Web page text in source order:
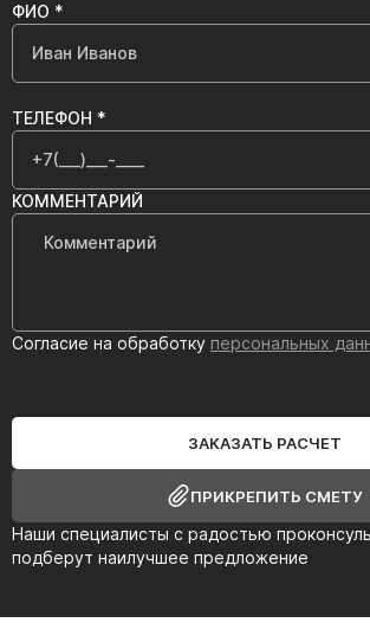
Наши специалисты с радостью
подберут наилучшее предложение
ФИО *
ТЕЛЕФОН *
КОММЕНТАРИЙ
Согласие на обработку персональных
ЗАКАЗАТЬ РАСЧЕТ
ПРИКРЕПИТЬ СМЕТУ